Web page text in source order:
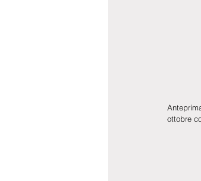
ottobre